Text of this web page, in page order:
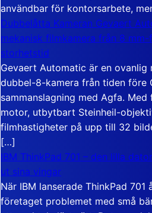
användbar för kontorsarbete,
Dubbelåtta Kameran Gevaert
mekanisk filmkamera från 8 mm-
storhetstid
Gevaert Automatic är en ovanlig
dubbel-8-kamera från tiden före
sammanslagning med Agfa. Med
motor, utbytbart Steinheil-
filmhastigheter på upp till 32
[…]
IBM ThinkPad 701 – den lilla
ut sina vingar
När IBM lanserade ThinkPad 701
företaget problemet med små